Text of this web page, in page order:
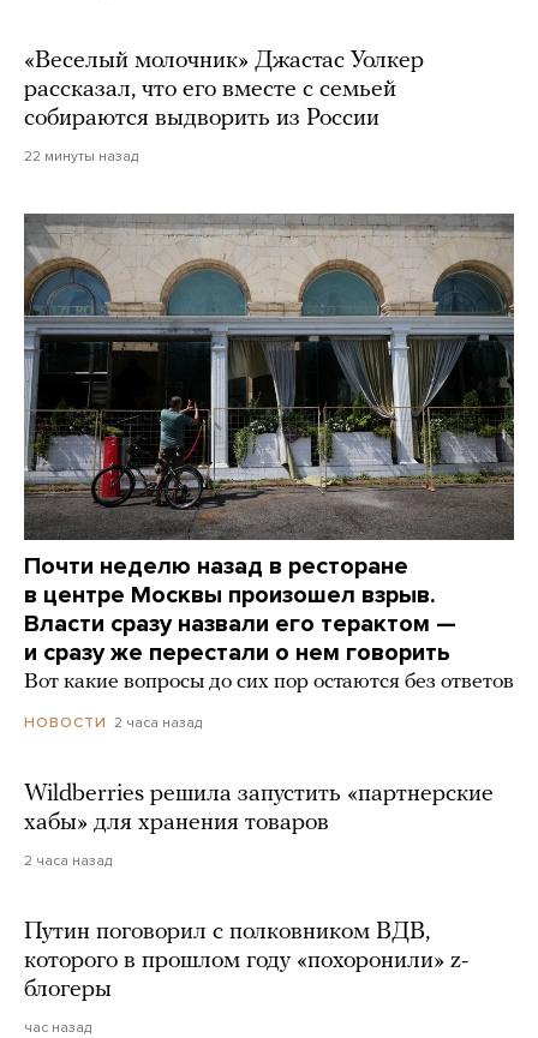
«Веселый молочник» Джастас Уолкер
рассказал, что его вместе с семьей
собираются выдворить из России
22 минуты назад
Почти неделю назад в ресторане
в центре Москвы произошел взрыв.
Власти сразу назвали его терактом —
и сразу же перестали о нем говорить
Вот какие вопросы до сих пор остаются без ответов
НОВОСТИ 2 часа назад
Wildberries решила запустить «партнерские
хабы» для хранения товаров
2 часа назад
Путин поговорил с полковником ВДВ,
которого в прошлом году «похоронили» z-
блогеры
час назад